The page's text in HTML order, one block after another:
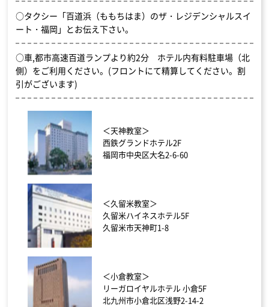
○タクシー「百道浜（ももちはま）のザ・レジデンシャルスイ
ート・福岡」とお伝え下さい。
○車,都市高速百道ランプより約2分 ホテル内有料駐車場（北
側）をご利用ください。(フロントにて精算してください。割
引がございます)
＜天神教室＞
西鉄グランドホテル2F
福岡市中央区大名2-6-60
＜久留米教室＞
久留米ハイネスホテル5F
久留米市天神町1-8
＜小倉教室＞
リーガロイヤルホテル 小倉5F
北九州市小倉北区浅野2-14-2